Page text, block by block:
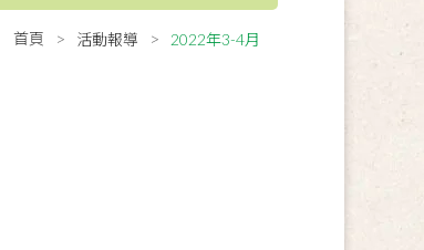
首頁 活動報導 2022年3-4月